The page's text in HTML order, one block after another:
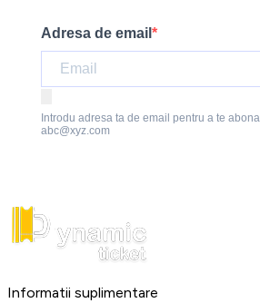
Adresa de email
Introdu adresa ta de email pentru a te
abc@xyz.com
Informatii suplimentare